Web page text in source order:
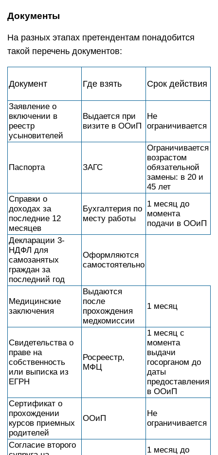
Документы
На разных этапах претендентам понадобится
такой перечень документов:
Документ Где взять Срок действия
Заявление о
включении в
реестр
усыновителей
Выдается при
визите в ООиП
Не
ограничивается
Паспорта ЗАГС
Ограничивается
возрастом
обязательной
замены: в 20 и
45 лет
Справки о
доходах за
последние 12
месяцев
Бухгалтерия по
месту работы
1 месяц до
момента
подачи в ООиП
Декларации 3-
НДФЛ для
самозанятых
граждан за
последний год
Оформляются
самостоятельно
Медицинские
заключения
Выдаются
после
прохождения
медкомиссии
1 месяц
Свидетельства о
праве на
собственность
или выписка из
ЕГРН
Росреестр,
МФЦ
1 месяц с
момента
выдачи
госорганом до
даты
предоставления
в ООиП
Сертификат о
прохождении
курсов приемных
родителей
ООиП
Не
ограничивается
Согласие второго
1 месяц до